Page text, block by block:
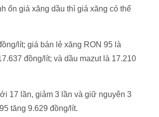
ổn giá xăng dầu thì giá xăng có thể
lít; giá bán lẻ xăng RON 95 là
đồng/lít; và dầu mazut là 17.210
17 lần, giảm 3 lần và giữ nguyên 3
tăng 9.629 đồng/lít.